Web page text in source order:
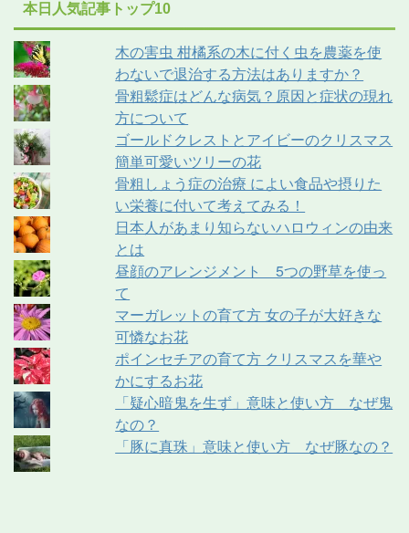
本日人気記事トップ10
木の害虫 柑橘系の木に付く虫を農薬を使
わないで退治する方法はありますか？
骨粗鬆症はどんな病気？原因と症状の現れ
方について
ゴールドクレストとアイビーのクリスマス
簡単可愛いツリーの花
骨粗しょう症の治療 によい食品や摂りた
い栄養に付いて考えてみる！
日本人があまり知らないハロウィンの由来
とは
昼顔のアレンジメント 5つの野草を使っ
て
マーガレットの育て方 女の子が大好きな
可憐なお花
ポインセチアの育て方 クリスマスを華や
かにするお花
「疑心暗鬼を生ず」意味と使い方 なぜ鬼
なの？
「豚に真珠」意味と使い方 なぜ豚なの？